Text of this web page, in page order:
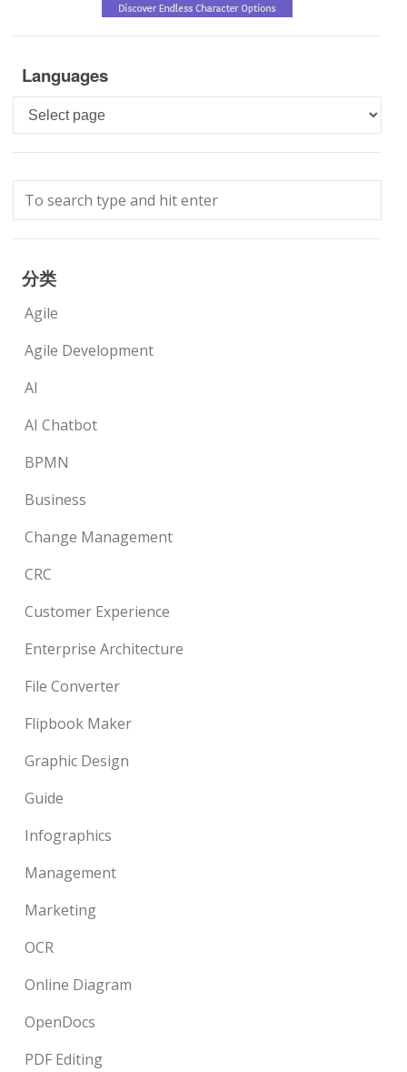
Languages
Languages
分类
Agile
Agile Development
AI
AI Chatbot
BPMN
Business
Change Management
CRC
Customer Experience
Enterprise Architecture
File Converter
Flipbook Maker
Graphic Design
Guide
Infographics
Management
Marketing
OCR
Online Diagram
OpenDocs
PDF Editing